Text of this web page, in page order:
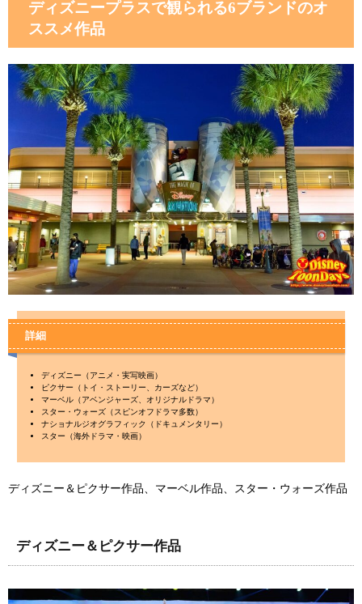
ディズニープラスで観られる6ブランドのオ
ススメ作品
詳細
ディズニー（アニメ・実写映画）
ピクサー（トイ・ストーリー、カーズなど）
マーベル（アベンジャーズ、オリジナルドラマ）
スター・ウォーズ（スピンオフドラマ多数）
ナショナルジオグラフィック（ドキュメンタリー）
スター（海外ドラマ・映画）
ディズニー＆ピクサー作品、マーベル作品、スター・ウォーズ作品
ディズニー＆ピクサー作品